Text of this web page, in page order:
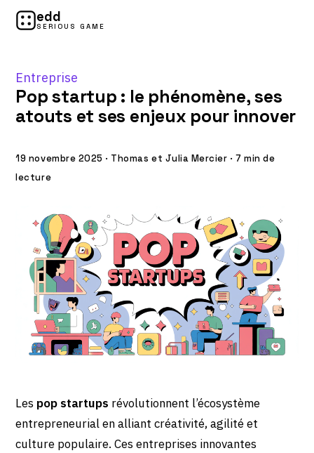
edd
SERIOUS GAME
Entreprise
Pop startup : le phénomène, ses
atouts et ses enjeux pour innover
19 novembre 2025 · Thomas et Julia Mercier · 7 min de
lecture
Les pop startups révolutionnent l’écosystème
entrepreneurial en alliant créativité, agilité et
culture populaire. Ces entreprises innovantes